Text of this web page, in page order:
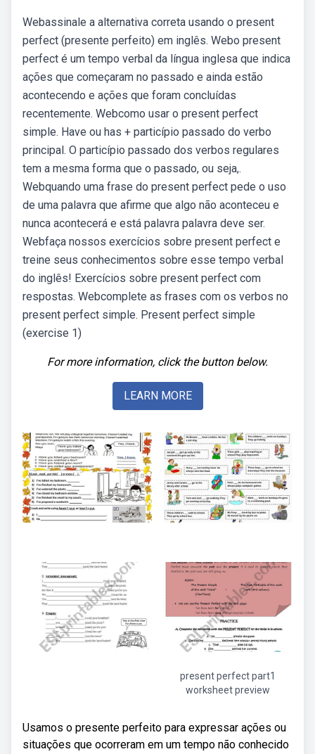
Webassinale a alternativa correta usando o present
perfect (presente perfeito) em inglês. Webo present
perfect é um tempo verbal da língua inglesa que indica
ações que começaram no passado e ainda estão
acontecendo e ações que foram concluídas
recentemente. Webcomo usar o present perfect
simple. Have ou has + particípio passado do verbo
principal. O particípio passado dos verbos regulares
tem a mesma forma que o passado, ou seja,.
Webquando uma frase do present perfect pede o uso
de uma palavra que afirme que algo não aconteceu e
nunca acontecerá e está palavra palavra deve ser.
Webfaça nossos exercícios sobre present perfect e
treine seus conhecimentos sobre esse tempo verbal
do inglês! Exercícios sobre present perfect com
respostas. Webcomplete as frases com os verbos no
present perfect simple. Present perfect simple
(exercise 1)
For more information, click the button below.
LEARN MORE
present perfect part1
worksheet preview
Usamos o presente perfeito para expressar ações ou
situações que ocorreram em um tempo não conhecido